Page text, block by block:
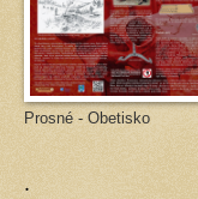
Prosné - Obetisko
.